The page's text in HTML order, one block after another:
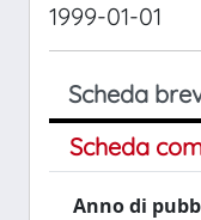
1999-01-01
Scheda
Scheda
Anno di